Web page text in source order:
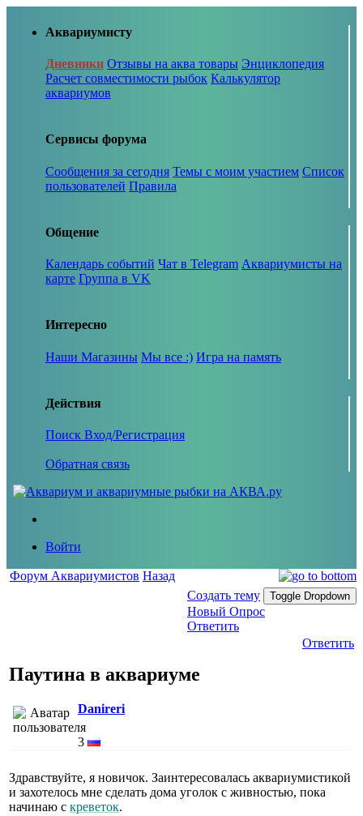
Аквариумисту
Дневники Отзывы на аква товары Энциклопедия
Расчет совместимости рыбок Калькулятор
аквариумов
Сервисы форума
Сообщения за сегодня Темы с моим участием Список
пользователей Правила
Общение
Календарь событий Чат в Telegram Аквариумисты на
карте Группа в VK
Интересно
Наши Магазины Мы все :) Игра на память
Действия
Поиск Вход/Регистрация
Обратная связь
Войти
Форум Аквариумистов Назад
Создать тему
Toggle Dropdown
Новый Опрос
Ответить
Ответить
Паутина в аквариуме
Danireri
3
Здравствуйте, я новичок. Заинтересовалась аквариумистикой
и захотелось мне сделать дома уголок с живностью, пока
начинаю с креветок.